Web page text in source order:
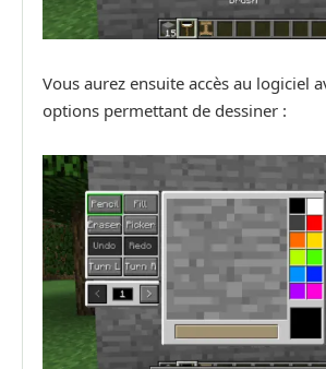
Vous aurez ensuite accès au logiciel
options permettant de dessiner :